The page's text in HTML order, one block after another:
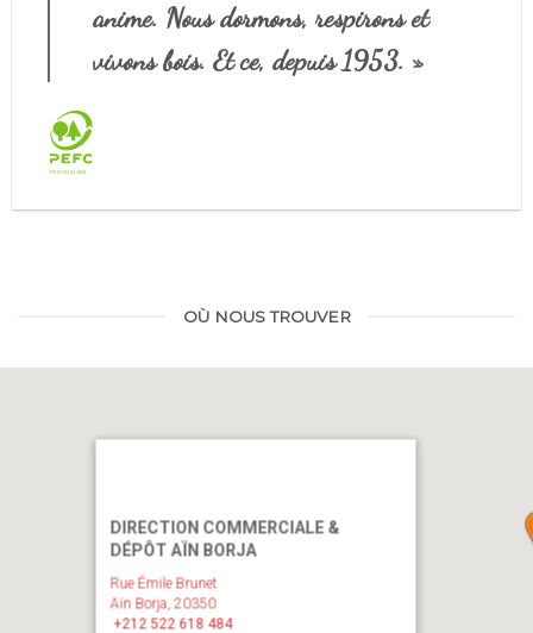
anime. Nous dormons, respirons et
vivons bois. Et ce, depuis 1953. »
OÙ NOUS TROUVER
DIRECTION COMMERCIALE &
DÉPÔT AÏN BORJA
Rue Émile Brunet
Aïn Borja, 20350
+212 522 618 484